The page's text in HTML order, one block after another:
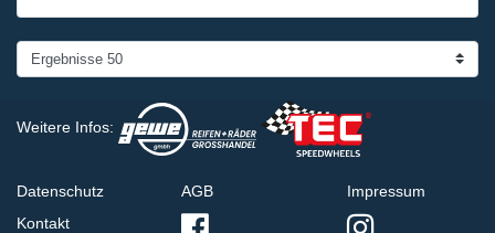
Weitere Infos:
Datenschutz
Kontakt
AGB Impressum